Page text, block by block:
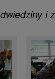
i